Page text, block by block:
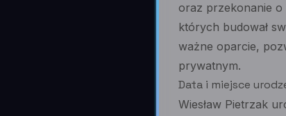
oraz przekonanie o
których budował
ważne oparcie,
prywatnym.
Data i miejsce
Wiesław Pietrzak